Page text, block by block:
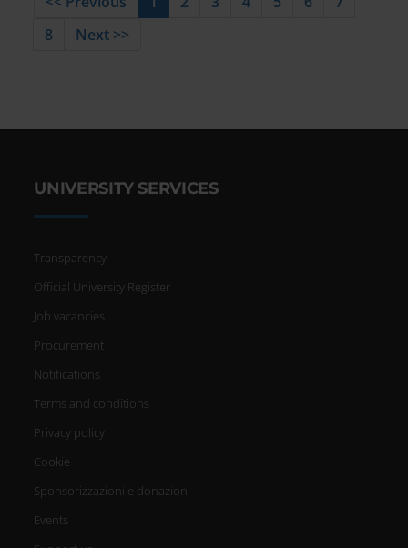
8
Next >>
UNIVERSITY SERVICES
Transparency
Official University Register
Job vacancies
Procurement
Notifications
Terms and conditions
Privacy policy
Cookie
Sponsorizzazioni e donazioni
Events